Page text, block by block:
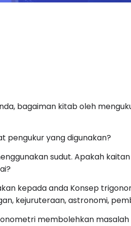
bagaiman kitab oleh
pengukur yang digunakan?
sudut. Apakah
kepada anda Konsep
kejuruteraan, astronomi,
membolehkan